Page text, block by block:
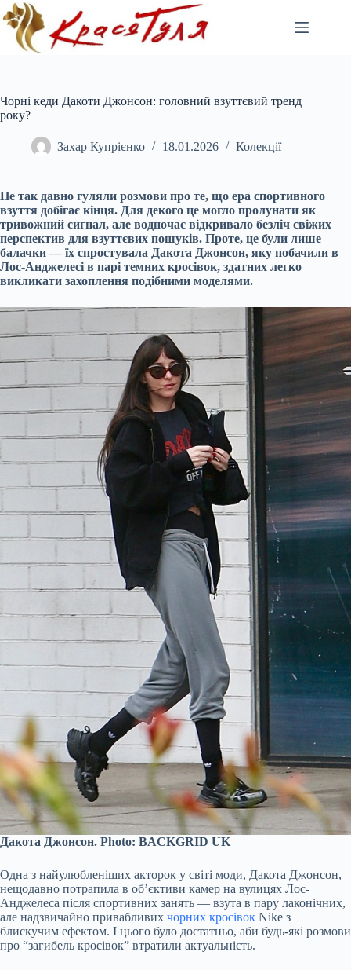
Перейти
до
вмісту
Чорні кеди Дакоти Джонсон: головний взуттєвий тренд
року?
Захар Купрієнко 18.01.2026 Колекції
Не так давно гуляли розмови про те, що ера спортивного
взуття добігає кінця. Для декого це могло пролунати як
тривожний сигнал, але водночас відкривало безліч свіжих
перспектив для взуттєвих пошуків. Проте, це були лише
балачки — їх спростувала Дакота Джонсон, яку побачили в
Лос-Анджелесі в парі темних кросівок, здатних легко
викликати захоплення подібними моделями.
Дакота Джонсон. Photo: BACKGRID UK
Одна з найулюбленіших акторок у світі моди, Дакота Джонсон,
нещодавно потрапила в об’єктиви камер на вулицях Лос-
Анджелеса після спортивних занять — взута в пару лаконічних,
але надзвичайно привабливих чорних кросівок Nike з
блискучим ефектом. І цього було достатньо, аби будь-які розмови
про “загибель кросівок” втратили актуальність.